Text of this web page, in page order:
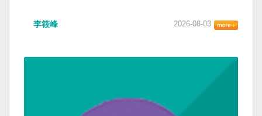
李筱峰 2026-08-03